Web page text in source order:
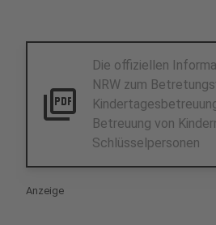
picture_as_pdf
Die offiziellen
NRW zum
Betreuung von
Schlüsselpersonen
Anzeige